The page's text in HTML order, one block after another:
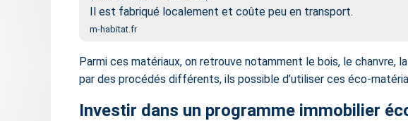
Il est fabriqué localement et coûte peu en transport.
m-habitat.fr
Parmi ces matériaux, on retrouve notamment le bois, le chanvre,
par des procédés différents, ils possible d’utiliser ces éco-
Investir dans un programme immobilier